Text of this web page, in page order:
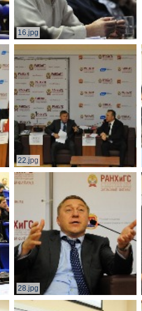
16.jpg
22.jpg
28.jpg